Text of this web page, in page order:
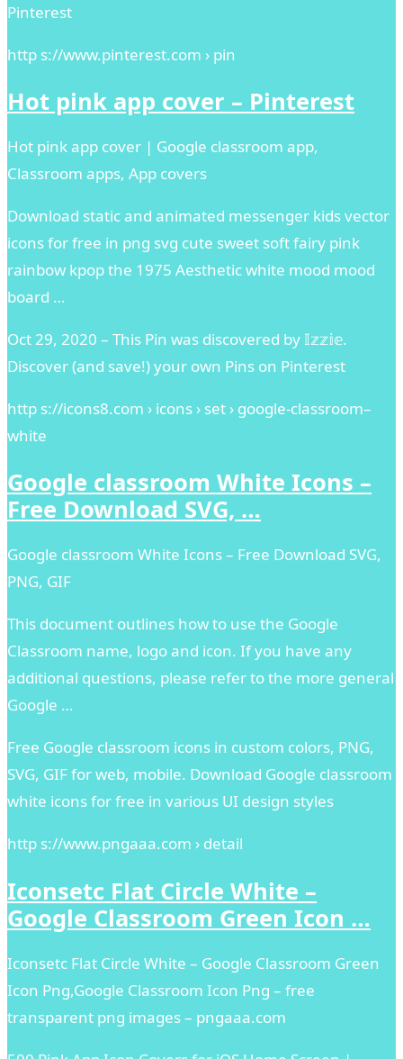
Pinterest
http s://www.pinterest.com › pin
Hot pink app cover – Pinterest
Hot pink app cover | Google classroom app,
Classroom apps, App covers
Download static and animated messenger kids vector
icons for free in png svg cute sweet soft fairy pink
rainbow kpop the 1975 Aesthetic white mood mood
board …
Oct 29, 2020 – This Pin was discovered by 𝕀𝕫𝕫𝕚𝕖.
Discover (and save!) your own Pins on Pinterest
http s://icons8.com › icons › set › google-classroom–
white
Google classroom White Icons –
Free Download SVG, …
Google classroom White Icons – Free Download SVG,
PNG, GIF
This document outlines how to use the Google
Classroom name, logo and icon. If you have any
additional questions, please refer to the more general
Google …
Free Google classroom icons in custom colors, PNG,
SVG, GIF for web, mobile. Download Google classroom
white icons for free in various UI design styles
http s://www.pngaaa.com › detail
Iconsetc Flat Circle White –
Google Classroom Green Icon …
Iconsetc Flat Circle White – Google Classroom Green
Icon Png,Google Classroom Icon Png – free
transparent png images – pngaaa.com